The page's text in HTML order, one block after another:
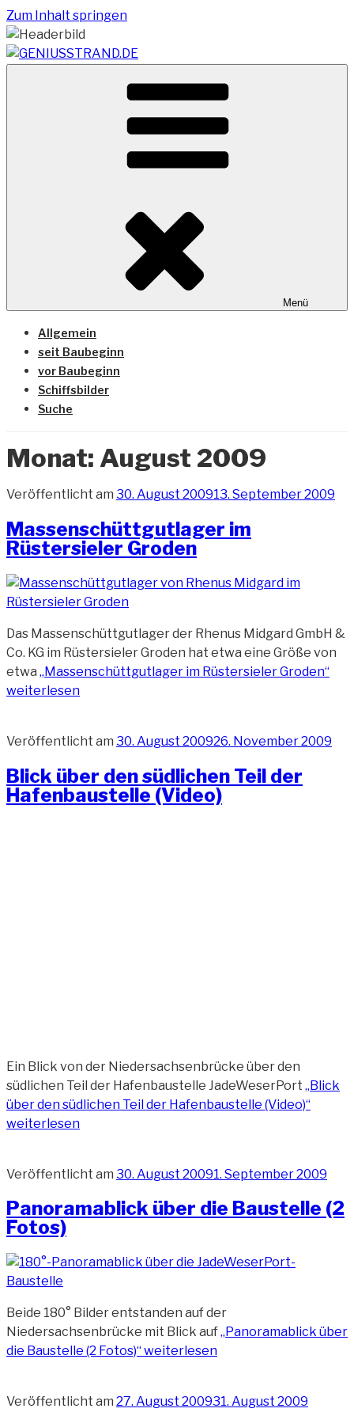
Zum Inhalt springen
GENIUSSTRAND.DE
Vom Geniusstrand zum JadeWeserPort/Container
Terminal Wilhelmshaven
Menü
Allgemein
seit Baubeginn
vor Baubeginn
Schiffsbilder
Suche
Monat: August 2009
Veröffentlicht am 30. August 200913. September 2009
Massenschüttgutlager im
Rüstersieler Groden
Das Massenschüttgutlager der Rhenus Midgard GmbH &
Co. KG im Rüstersieler Groden hat etwa eine Größe von
etwa „Massenschüttgutlager im Rüstersieler Groden“
weiterlesen
Veröffentlicht am 30. August 200926. November 2009
Blick über den südlichen Teil der
Hafenbaustelle (Video)
Ein Blick von der Niedersachsenbrücke über den
südlichen Teil der Hafenbaustelle JadeWeserPort „Blick
über den südlichen Teil der Hafenbaustelle (Video)“
weiterlesen
Veröffentlicht am 30. August 20091. September 2009
Panoramablick über die Baustelle (2
Fotos)
Beide 180° Bilder entstanden auf der
Niedersachsenbrücke mit Blick auf„Panoramablick über
die Baustelle (2 Fotos)“weiterlesen
Veröffentlicht am 27. August 200931. August 2009